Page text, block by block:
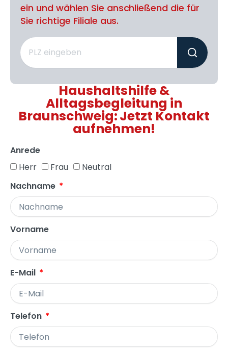
ein und wählen Sie anschließend die für
Sie richtige Filiale aus.
Haushaltshilfe &
Alltagsbegleitung in
Braunschweig: Jetzt Kontakt
aufnehmen!
Anrede
Herr
Frau
Neutral
Nachname
Vorname
E-Mail
Telefon